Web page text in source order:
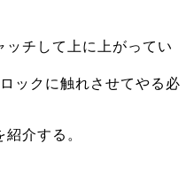
チして上に上がってい
ックに触れさせてやる必
介する。